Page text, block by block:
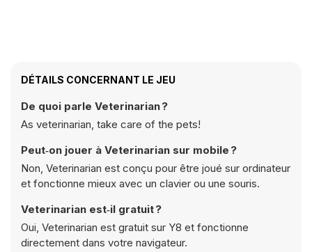
DÉTAILS CONCERNANT LE JEU
De quoi parle Veterinarian ?
As veterinarian, take care of the pets!
Peut‑on jouer à Veterinarian sur mobile ?
Non, Veterinarian est conçu pour être joué sur ordinateur
et fonctionne mieux avec un clavier ou une souris.
Veterinarian est‑il gratuit ?
Oui, Veterinarian est gratuit sur Y8 et fonctionne
directement dans votre navigateur.